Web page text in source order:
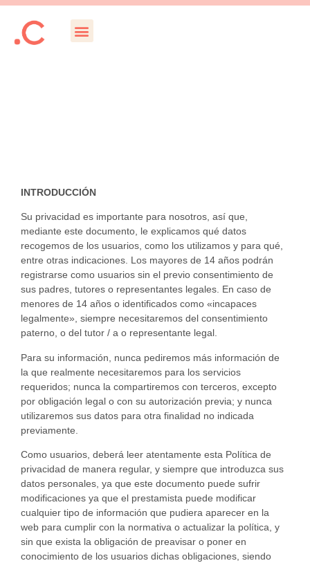
INTRODUCCIÓN
Su privacidad es importante para nosotros, así que,
mediante este documento, le explicamos qué datos
recogemos de los usuarios, como los utilizamos y para qué,
entre otras indicaciones. Los mayores de 14 años podrán
registrarse como usuarios sin el previo consentimiento de
sus padres, tutores o representantes legales. En caso de
menores de 14 años o identificados como «incapaces
legalmente», siempre necesitaremos del consentimiento
paterno, o del tutor / a o representante legal.
Para su información, nunca pediremos más información de
la que realmente necesitaremos para los servicios
requeridos; nunca la compartiremos con terceros, excepto
por obligación legal o con su autorización previa; y nunca
utilizaremos sus datos para otra finalidad no indicada
previamente.
Como usuarios, deberá leer atentamente esta Política de
privacidad de manera regular, y siempre que introduzca sus
datos personales, ya que este documento puede sufrir
modificaciones ya que el prestamista puede modificar
cualquier tipo de información que pudiera aparecer en la
web para cumplir con la normativa o actualizar la política, y
sin que exista la obligación de preavisar o poner en
conocimiento de los usuarios dichas obligaciones, siendo